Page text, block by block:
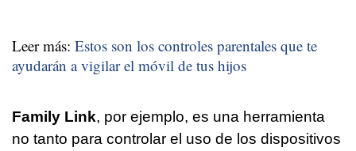
Leer más: Estos son los controles parentales que te
ayudarán a vigilar el móvil de tus hijos
Family Link, por ejemplo, es una herramienta
no tanto para controlar el uso de los dispositivos